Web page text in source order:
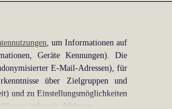
, um Informationen auf
Geräte Kennungen). Die
E-Mail-Adressen), für
über Zielgruppen und
und zu Einstellungsmöglichkeiten
jederzeit ablehnen.